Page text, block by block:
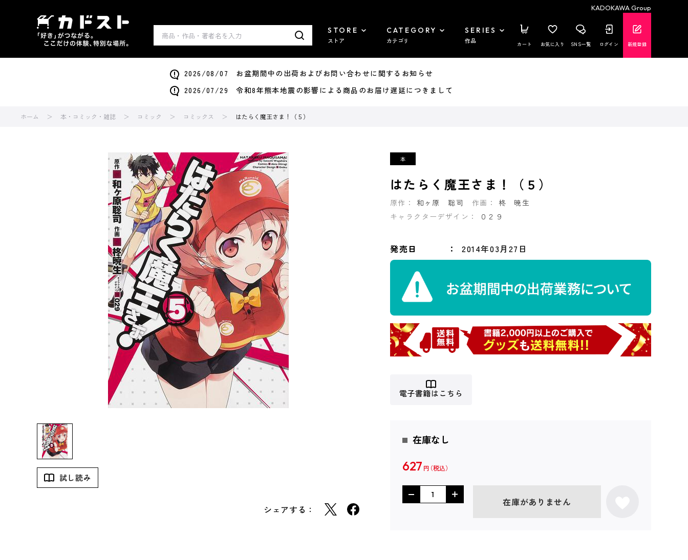
KADOKAWA Group
STORE
ストア
CATEGORY
カテゴリ
SERIES
作品 カート お気に入り SNS一覧 ログイン 新規登録
2026/08/07 お盆期間中の出荷およびお問い合わせに関するお知らせ
2026/07/29 令和8年熊本地震の影響による商品のお届け遅延につきまして
ホーム 本・コミック・雑誌 コミック コミックス はたらく魔王さま！（５）
試し読み
シェアする：
はたらく魔王さま！（５）
原作： 和ヶ原 聡司 作画：
柊 暁生
キャラクターデザイン：
０２９
発売日 2014年03月27日
電子書籍はこちら
在庫なし
627 円
在庫がありません